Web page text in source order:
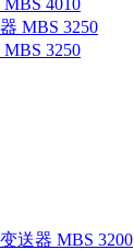
3250
送器 MBS 3200